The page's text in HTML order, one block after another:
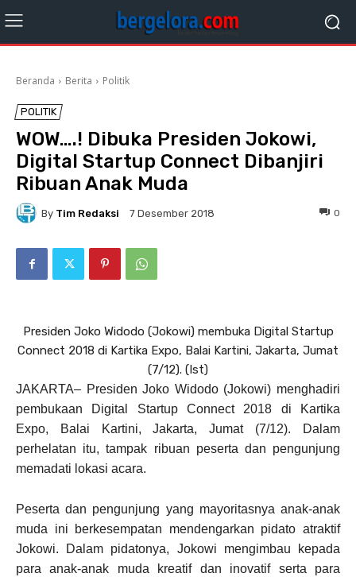
Beranda Berita Politik
POLITIK
WOW….! Dibuka Presiden Jokowi,
Digital Startup Connect Dibanjiri
Ribuan Anak Muda
By Tim Redaksi 7 Desember 2018 0
Presiden Joko Widodo (Jokowi) membuka Digital Startup
Connect 2018 di Kartika Expo, Balai Kartini, Jakarta, Jumat
(7/12). (Ist)
JAKARTA– Presiden Joko Widodo (Jokowi) menghadiri
pembukaan Digital Startup Connect 2018 di Kartika
Expo, Balai Kartini, Jakarta, Jumat (7/12). Dalam
perhelatan itu, tampak ribuan peserta dan pengunjung
memadati lokasi acara.
Peserta dan pengunjung yang mayoritasnya anak-anak
muda ini berkesempatan mendengarkan pidato atraktif
Jokowi. Dalam pidatonya, Jokowi mengimbau kepada
para anak-anak muda kreatif dan inovatif serta para